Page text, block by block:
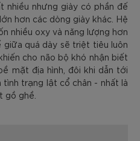
nhưng giày có phần đế
hơn các dòng giày khác. Hệ
nhiều oxy và năng lượng hơn
quá dày sẽ triệt tiêu luôn
cho não bộ khó nhận biết
mặt địa hình, đôi khi dẫn tới
trạng lật cổ chân - nhất là
gồ ghề.